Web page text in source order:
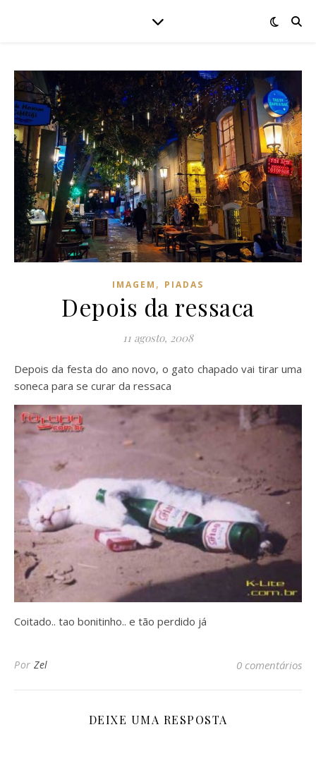
IMAGEM , PIADAS
Depois da ressaca
11 agosto, 2008
Depois da festa do ano novo, o gato chapado vai tirar uma
soneca para se curar da ressaca
Coitado.. tao bonitinho.. e tão perdido já
Por Zel 0 comentários
DEIXE UMA RESPOSTA